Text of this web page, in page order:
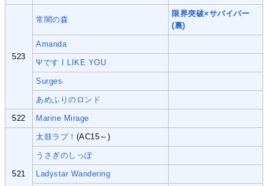
523
常闇の森
限界突破×サバイバー
(裏)
Amanda
Ψです I LIKE YOU
Surges
あめふりのロンド
522 Marine Mirage
521
太鼓ラブ！ (AC15～)
うさぎのしっぽ
Ladystar Wandering